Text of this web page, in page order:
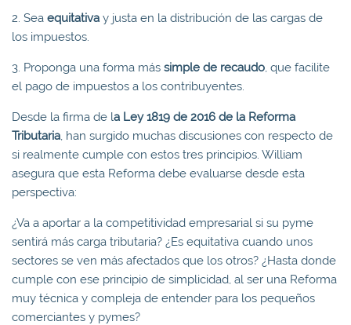
2. Sea equitativa y justa en la distribución de las cargas de
los impuestos.
3. Proponga una forma más simple de recaudo, que facilite
el pago de impuestos a los contribuyentes.
Desde la firma de la Ley 1819 de 2016 de la Reforma
Tributaria, han surgido muchas discusiones con respecto de
si realmente cumple con estos tres principios. William
asegura que esta Reforma debe evaluarse desde esta
perspectiva:
¿Va a aportar a la competitividad empresarial si su pyme
sentirá más carga tributaria? ¿Es equitativa cuando unos
sectores se ven más afectados que los otros? ¿Hasta donde
cumple con ese principio de simplicidad, al ser una Reforma
muy técnica y compleja de entender para los pequeños
comerciantes y pymes?